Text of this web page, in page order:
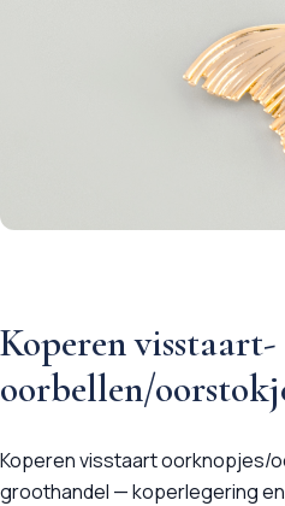
Koperen visstaart-
oorbellen/
Koperen visstaart oorknopjes/
groothandel — koperlegering